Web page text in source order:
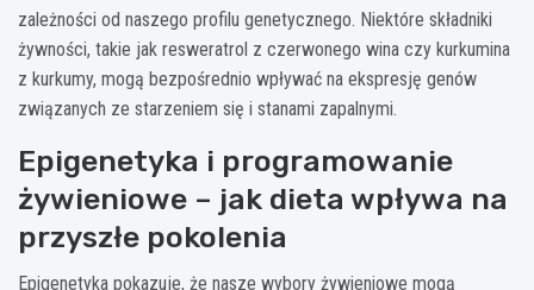
zależności od naszego profilu genetycznego. Niektóre składniki
żywności, takie jak resweratrol z czerwonego wina czy kurkumina
z kurkumy, mogą bezpośrednio wpływać na ekspresję genów
związanych ze starzeniem się i stanami zapalnymi.
Epigenetyka i programowanie
żywieniowe – jak dieta wpływa na
przyszłe pokolenia
Epigenetyka pokazuje, że nasze wybory żywieniowe mogą